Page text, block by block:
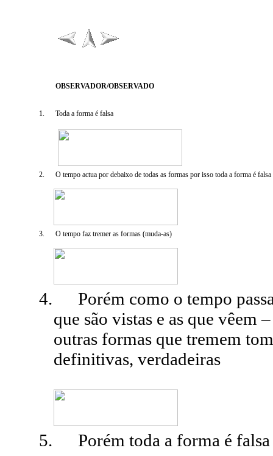
OBSERVADOR/OBSERVADO
1. Toda a forma é falsa
2. O tempo actua por debaixo de todas as formas por isso toda a forma é falsa
3. O tempo faz tremer as formas (muda-as)
4.
Porém como o tempo
que são vistas e as que vêem
outras formas que tremem
definitivas, verdadeiras
5. Porém toda a forma é falsa